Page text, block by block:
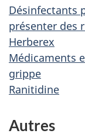
Désinfectants
présenter des
Herberex
Médicaments
grippe
Ranitidine
Autres